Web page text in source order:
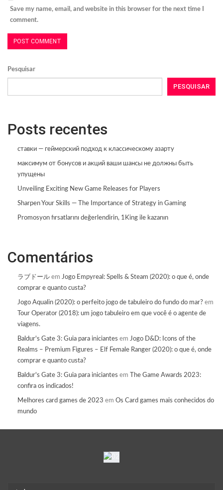
Save my name, email, and website in this browser for the next time I
comment.
Pesquisar
PESQUISAR
Posts recentes
ставки — геймерский подход к классическому азарту
максимум от бонусов и акций ваши шансы не должны быть
упущены
Unveiling Exciting New Game Releases for Players
Sharpen Your Skills — The Importance of Strategy in Gaming
Promosyon fırsatlarını değerlendirin, 1King ile kazanın
Comentários
ラブドール em Jogo Empyreal: Spells & Steam (2020): o que é, onde
comprar e quanto custa?
Jogo Aqualin (2020): o perfeito jogo de tabuleiro do fundo do mar? em
Tour Operator (2018): um jogo tabuleiro em que você é o agente de
viagens.
Baldur's Gate 3: Guia para iniciantes em Jogo D&D: Icons of the
Realms – Premium Figures – Elf Female Ranger (2020): o que é, onde
comprar e quanto custa?
Baldur's Gate 3: Guia para iniciantes em
The Game Awards 2023:
confira os indicados!
Melhores card games de 2023 em Os Card games mais conhecidos do
mundo